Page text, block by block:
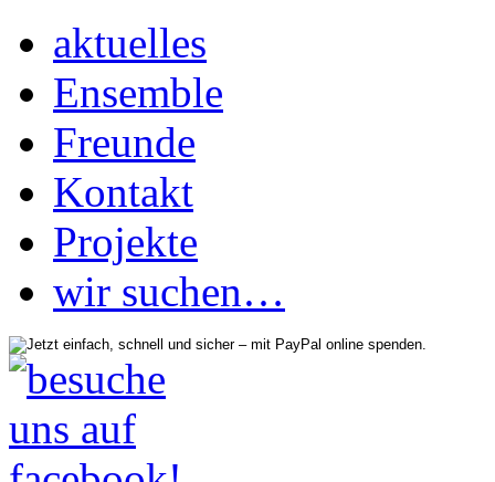
aktuelles
Ensemble
Freunde
Kontakt
Projekte
wir suchen…